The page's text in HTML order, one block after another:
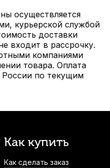
осуществляется
курьерской службой
доставки
входит в рассрочку.
компаниями
товара. Оплата
России по текущим
Как купить
Как сделать заказ